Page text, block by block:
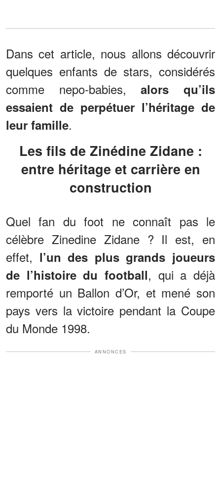
Dans cet article, nous allons découvrir
quelques enfants de stars, considérés
comme nepo-babies,alors qu’ils
essaient de perpétuer l’héritage de
leur famille.
Les fils de Zinédine Zidane :
entre héritage et carrière en
construction
Quel fan du foot ne connaît pas le
célèbre Zinedine Zidane ? Il est, en
effet, l’un des plus grands joueurs
de l’histoire du football, qui a déjà
remporté un Ballon d’Or, et mené son
pays vers la victoire pendant la Coupe
du Monde 1998.
ANNONCES